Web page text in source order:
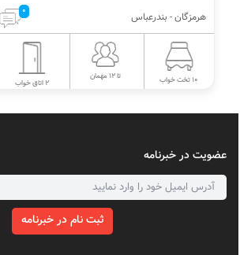
هرمزگان - قشم 0
0 تخت خواب تا 10 مهمان
3 اتاق خواب
عضویت در خبرنامه
ثبت نام در خبرنامه